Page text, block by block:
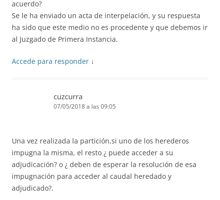
acuerdo?
Se le ha enviado un acta de interpelación, y su respuesta
ha sido que este medio no es procedente y que debemos ir
al Juzgado de Primera Instancia.
Accede para responder ↓
cuzcurra
07/05/2018 a las 09:05
Una vez realizada la partición,si uno de los herederos
impugna la misma, el resto ¿ puede acceder a su
adjudicación? o ¿ deben de esperar la resolución de esa
impugnación para acceder al caudal heredado y
adjudicado?.